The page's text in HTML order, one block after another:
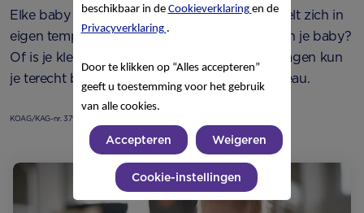
Elke baby is uniek en ook jouw baby ontwikkelt zich in
eigen tempo. Heb je vragen over het zitten van je baby?
Of is je kleine een billenschuiver? Voor al je vragen kun
je terecht bij de huisarts of het consultatiebureau.
KOAG/KAG-nr. 379-0520-1891
beschikbaar in de Cookieverklaring en de
Privacyverklaring .
Door te klikken op “Alles accepteren”
geeft u toestemming voor het gebruik
van alle cookies.
Accepteren Weigeren
Cookie-instellingen